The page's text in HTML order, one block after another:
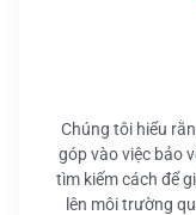
Chúng tôi hiểu
góp vào việc bảo
tìm kiếm cách để
lên môi trường